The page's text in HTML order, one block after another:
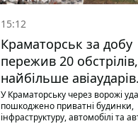
15:12
Краматорськ за добу
пережив 20 обстрілів,
найбільше авіаударів
КАБ-250
У Краматорську через ворожі
пошкоджено приватні будинки,
інфраструктуру, автомобілі та